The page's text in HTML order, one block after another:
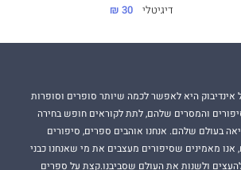
דיגיטלי 30 ₪
היא לאפשר לכמה שיותר סופרים וסופרות
והמסרים שלהם, לתת לקוראים חופש בחירה
בעולם שלהם. אנחנו אוהבים ספרים, סיפורים
אנו מאמינים שסיפורים מעצבים את מי שאנחנו כבני
ולשנות את העולם שסביבנו.קצת על ספרים